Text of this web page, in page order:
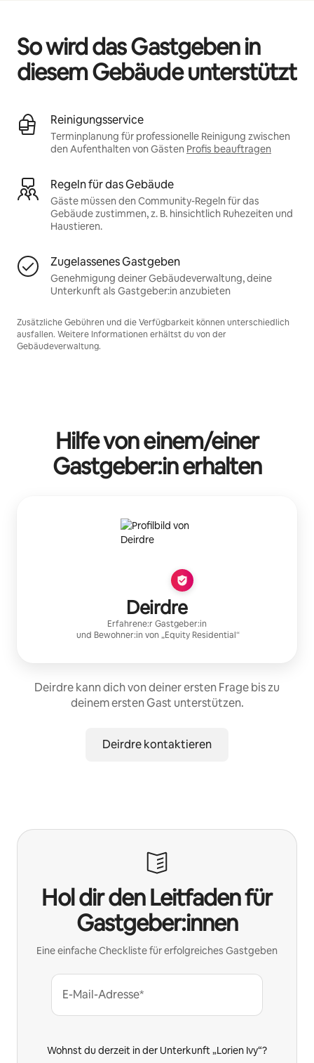
So wird das Gastgeben in
diesem Gebäude unterstützt
Reinigungsservice
Terminplanung für professionelle Reinigung zwischen
den Aufenthalten von Gästen Profis beauftragen
Regeln für das Gebäude
Gäste müssen den Community-Regeln für das
Gebäude zustimmen, z. B. hinsichtlich Ruhezeiten und
Haustieren.
Zugelassenes Gastgeben
Genehmigung deiner Gebäudeverwaltung, deine
Unterkunft als Gastgeber:in anzubieten
Zusätzliche Gebühren und die Verfügbarkeit können unterschiedlich
ausfallen. Weitere Informationen erhältst du von der
Gebäudeverwaltung.
Hilfe von einem/einer
Gastgeber:in erhalten
Deirdre
Erfahrene:r Gastgeber:in
und Bewohner:in von „Equity Residential“
Deirdre kann dich von deiner ersten Frage bis zu
deinem ersten Gast unterstützen.
Deirdre kontaktieren
Hol dir den Leitfaden für
Gastgeber:innen
Eine einfache Checkliste für erfolgreiches Gastgeben
E-Mail-Adresse*
Wohnst du derzeit in der Unterkunft „Lorien Ivy“?